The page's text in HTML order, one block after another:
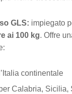
GLS: impiegato
ai 100 kg. Offre
continentale
Calabria, Sicilia,